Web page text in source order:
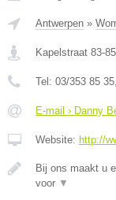
Antwerpen »
Kapelstraat 83-
Tel: 03/353 85 35
E-mail › Danny
Website: http://
Bij ons maakt u
voor ▼